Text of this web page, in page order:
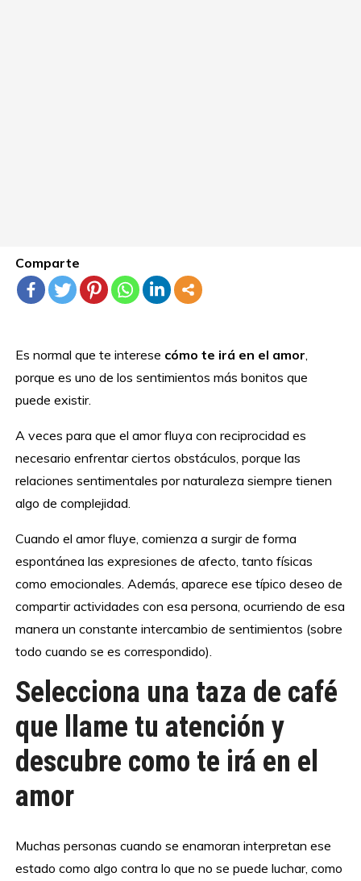
Comparte
Es normal que te interese cómo te irá en el amor
porque es uno de los sentimientos más bonitos que
puede existir.
A veces para que el amor fluya con reciprocidad es
necesario enfrentar ciertos obstáculos, porque las
relaciones sentimentales por naturaleza siempre tienen
algo de complejidad.
Cuando el amor fluye, comienza a surgir de forma
espontánea las expresiones de afecto, tanto físicas
como emocionales. Además, aparece ese típico deseo de
compartir actividades con esa persona, ocurriendo de esa
manera un constante intercambio de sentimientos (sobre
todo cuando se es correspondido).
Selecciona una taza de café
que llame tu atención y
descubre como te irá en el
amor
Muchas personas cuando se enamoran interpretan ese
estado como algo contra lo que no se puede luchar, como